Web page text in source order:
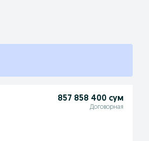
857 858 400 сум
Договорная